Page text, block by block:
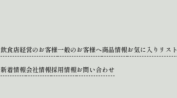
飲食店経営のお客様一般のお客様へ商品情報お気に入りリスト
新着情報会社情報採用情報お問い合わせ